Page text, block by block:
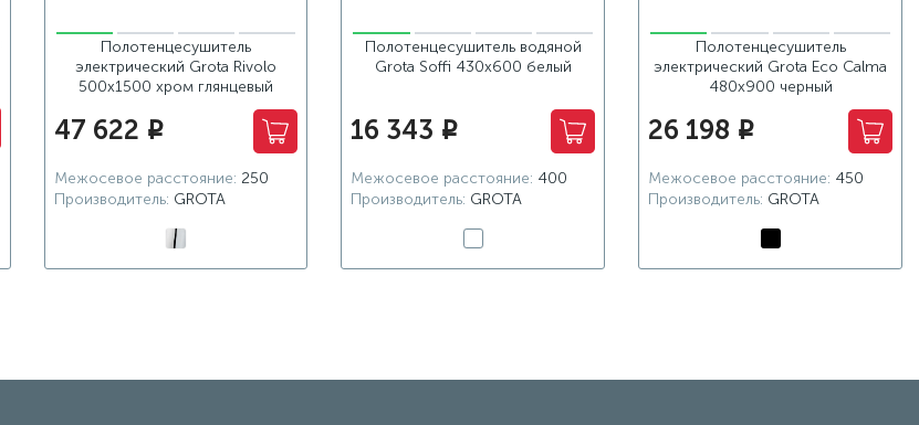
Полотенцесушитель
электрический Grota Rivolo
500x1500 хром глянцевый
47 622 i
Межосевое расстояние: 250
Производитель: GROTA
Полотенцесушитель водяной
Grota Soffi 430x600 белый
16 343 i
Межосевое расстояние: 400
Производитель: GROTA
Полотенцесушитель
электрический Grota Eco Calma
480x900 черный
26 198 i
Межосевое расстояние: 450
Производитель: GROTA